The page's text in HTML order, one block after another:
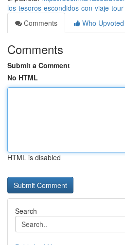
los-tesoros-escondidos-con-viaje-
Comments
Who Upvoted
Comments
Submit a Comment
No HTML
HTML is disabled
Search